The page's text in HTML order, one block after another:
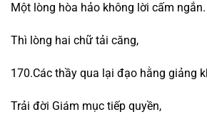
Một lòng hòa hảo không lời cấm ngắn.
Thì lòng hai chữ tải căng,
170.Các thầy qua lại đạo hằng giảng
Trải đời Giám mục tiếp quyền,